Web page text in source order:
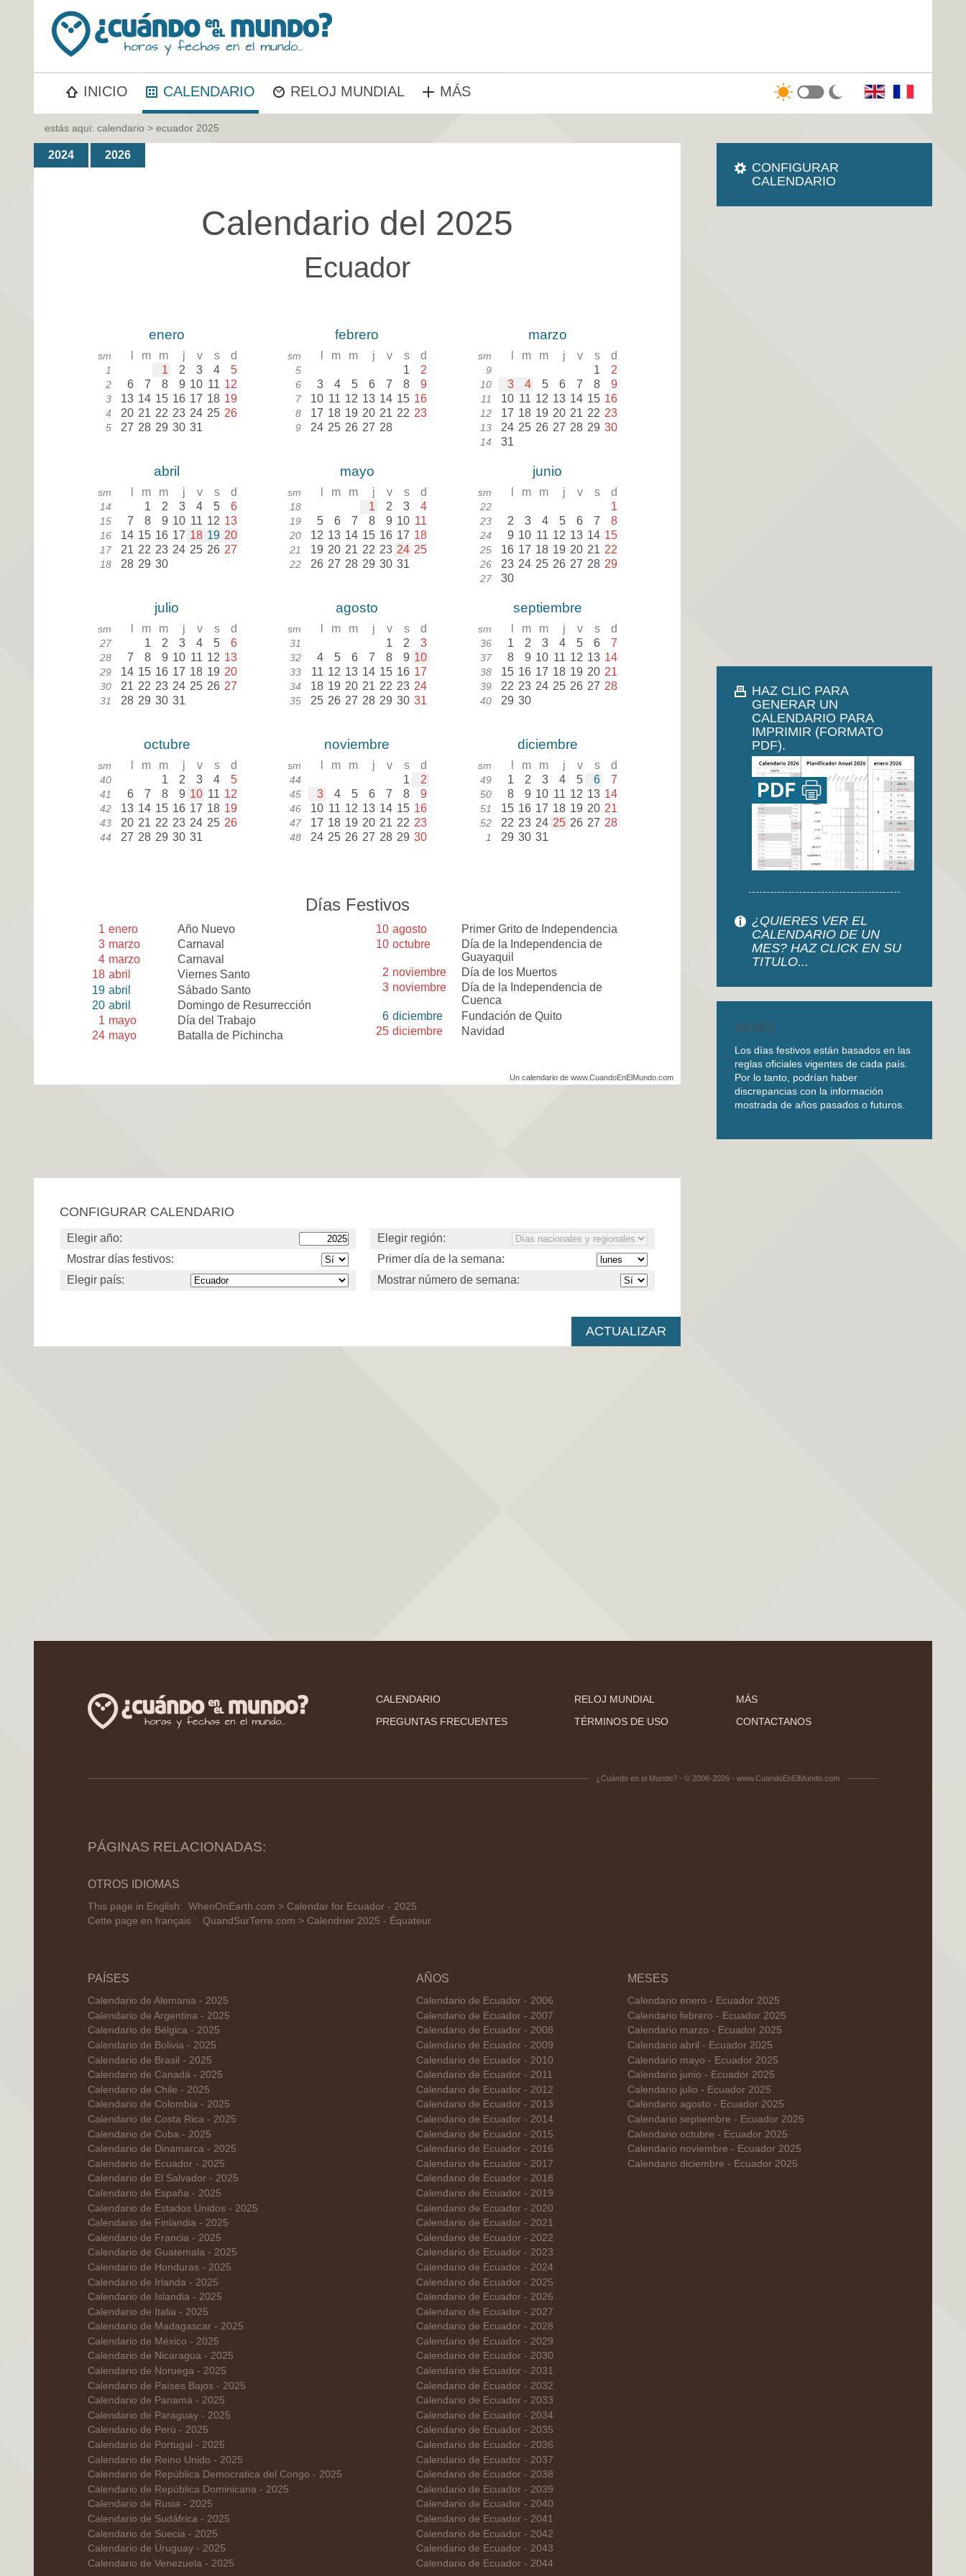
INICIO CALENDARIO RELOJ MUNDIAL MÁS
estás aqui: calendario > ecuador 2025
2024 2026
Calendario del 2025
Ecuador
enero
sm m m j v s d
1 1 2 3 4 5
2 6 7 8 9 10 11 12
3 13 14 15 16 17 18 19
4 20 21 22 23 24 25 26
5 27 28 29 30 31
febrero
sm m m j v s d
5 1 2
6 3 4 5 6 7 8 9
7 10 11 12 13 14 15 16
8 17 18 19 20 21 22 23
9 24 25 26 27 28
marzo
sm m m j v s d
9 1 2
10 3 4 5 6 7 8 9
11 10 11 12 13 14 15 16
12 17 18 19 20 21 22 23
13 24 25 26 27 28 29 30
14 31
abril
sm m m j v s d
14 1 2 3 4 5 6
15 7 8 9 10 11 12 13
16 14 15 16 17 18 19 20
17 21 22 23 24 25 26 27
18 28 29 30
mayo
sm m m j v s d
18 1 2 3 4
19 5 6 7 8 9 10 11
20 12 13 14 15 16 17 18
21 19 20 21 22 23 24 25
22 26 27 28 29 30 31
junio
sm m m j v s d
22 1
23 2 3 4 5 6 7 8
24 9 10 11 12 13 14 15
25 16 17 18 19 20 21 22
26 23 24 25 26 27 28 29
27 30
julio
sm m m j v s d
27 1 2 3 4 5 6
28 7 8 9 10 11 12 13
29 14 15 16 17 18 19 20
30 21 22 23 24 25 26 27
31 28 29 30 31
agosto
sm m m j v s d
31 1 2 3
32 4 5 6 7 8 9 10
33 11 12 13 14 15 16 17
34 18 19 20 21 22 23 24
35 25 26 27 28 29 30 31
septiembre
sm m m j v s d
36 1 2 3 4 5 6 7
37 8 9 10 11 12 13 14
38 15 16 17 18 19 20 21
39 22 23 24 25 26 27 28
40 29 30
octubre
sm m m j v s d
40 1 2 3 4 5
41 6 7 8 9 10 11 12
42 13 14 15 16 17 18 19
43 20 21 22 23 24 25 26
44 27 28 29 30 31
noviembre
sm m m j v s d
44 1 2
45 3 4 5 6 7 8 9
46 10 11 12 13 14 15 16
47 17 18 19 20 21 22 23
48 24 25 26 27 28 29 30
diciembre
sm m m j v s d
49 1 2 3 4 5 6 7
50 8 9 10 11 12 13 14
51 15 16 17 18 19 20 21
52 22 23 24 25 26 27 28
1 29 30 31
Días Festivos
1 enero
Año Nuevo
3 marzo
Carnaval
4 marzo
Carnaval
18 abril
Viernes Santo
19 abril
Sábado Santo
20 abril
Domingo de Resurrección
1 mayo
Día del Trabajo
24 mayo Batalla de Pichincha
10 agosto
Primer Grito de Independencia
10 octubre
Día de la Independencia de
Guayaquil
2 noviembre
Día de los Muertos
3 noviembre
Día de la Independencia de
Cuenca
6 diciembre
Fundación de Quito
25 diciembre Navidad
Un calendario de www.CuandoEnElMundo.com
CONFIGURAR CALENDARIO
Elegir año:
Mostrar días festivos:
Elegir país:
Elegir región:
Primer día de la semana:
Mostrar número de semana:
CONFIGURAR
CALENDARIO
HAZ CLIC PARA
GENERAR UN
CALENDARIO PARA
IMPRIMIR (FORMATO
PDF).
¿QUIERES VER EL
CALENDARIO DE UN
MES? HAZ CLICK EN SU
TITULO...
AVISO
Los días festivos están basados en las
reglas oficiales vigentes de cada país.
Por lo tanto, podrían haber
discrepancias con la información
mostrada de años pasados o futuros.
CALENDARIO RELOJ MUNDIAL
MÁS
PREGUNTAS FRECUENTES
TÉRMINOS DE USO CONTACTANOS
¿Cuándo en el Mundo? - © 2008-2026 - www.CuandoEnElMundo.com
PÁGINAS RELACIONADAS:
OTROS IDIOMAS
This page in English: WhenOnEarth.com > Calendar for Ecuador - 2025
Cette page en français : QuandSurTerre.com > Calendrier 2025 - Équateur
PAÍSES
Calendario de Alemania - 2025
Calendario de Argentina - 2025
Calendario de Bélgica - 2025
Calendario de Bolivia - 2025
Calendario de Brasil - 2025
Calendario de Canadá - 2025
Calendario de Chile - 2025
Calendario de Colombia - 2025
Calendario de Costa Rica - 2025
Calendario de Cuba - 2025
Calendario de Dinamarca - 2025
Calendario de Ecuador - 2025
Calendario de El Salvador - 2025
Calendario de España - 2025
Calendario de Estados Unidos - 2025
Calendario de Finlandia - 2025
Calendario de Francia - 2025
Calendario de Guatemala - 2025
Calendario de Honduras - 2025
Calendario de Irlanda - 2025
Calendario de Islandia - 2025
Calendario de Italia - 2025
Calendario de Madagascar - 2025
Calendario de México - 2025
Calendario de Nicaragua - 2025
Calendario de Noruega - 2025
Calendario de Países Bajos - 2025
Calendario de Panamá - 2025
Calendario de Paraguay - 2025
Calendario de Perú - 2025
Calendario de Portugal - 2025
Calendario de Reino Unido - 2025
Calendario de República Democratica del Congo - 2025
Calendario de República Dominicana - 2025
Calendario de Rusia - 2025
Calendario de Sudáfrica - 2025
Calendario de Suecia - 2025
Calendario de Uruguay - 2025
Calendario de Venezuela - 2025
AÑOS
Calendario de Ecuador - 2006
Calendario de Ecuador - 2007
Calendario de Ecuador - 2008
Calendario de Ecuador - 2009
Calendario de Ecuador - 2010
Calendario de Ecuador - 2011
Calendario de Ecuador - 2012
Calendario de Ecuador - 2013
Calendario de Ecuador - 2014
Calendario de Ecuador - 2015
Calendario de Ecuador - 2016
Calendario de Ecuador - 2017
Calendario de Ecuador - 2018
Calendario de Ecuador - 2019
Calendario de Ecuador - 2020
Calendario de Ecuador - 2021
Calendario de Ecuador - 2022
Calendario de Ecuador - 2023
Calendario de Ecuador - 2024
Calendario de Ecuador - 2025
Calendario de Ecuador - 2026
Calendario de Ecuador - 2027
Calendario de Ecuador - 2028
Calendario de Ecuador - 2029
Calendario de Ecuador - 2030
Calendario de Ecuador - 2031
Calendario de Ecuador - 2032
Calendario de Ecuador - 2033
Calendario de Ecuador - 2034
Calendario de Ecuador - 2035
Calendario de Ecuador - 2036
Calendario de Ecuador - 2037
Calendario de Ecuador - 2038
Calendario de Ecuador - 2039
Calendario de Ecuador - 2040
Calendario de Ecuador - 2041
Calendario de Ecuador - 2042
Calendario de Ecuador - 2043
Calendario de Ecuador - 2044
MESES
Calendario enero - Ecuador 2025
Calendario febrero - Ecuador 2025
Calendario marzo - Ecuador 2025
Calendario abril - Ecuador 2025
Calendario mayo - Ecuador 2025
Calendario junio - Ecuador 2025
Calendario julio - Ecuador 2025
Calendario agosto - Ecuador 2025
Calendario septiembre - Ecuador 2025
Calendario octubre - Ecuador 2025
Calendario noviembre - Ecuador 2025
Calendario diciembre - Ecuador 2025